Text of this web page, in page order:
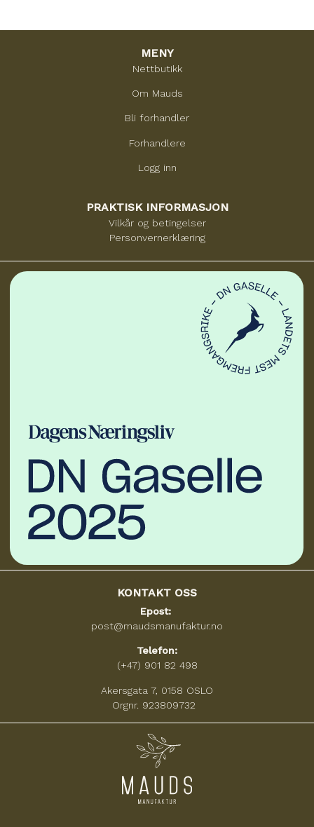
MENY
Nettbutikk
Om Mauds
Bli forhandler
Forhandlere
Logg inn
PRAKTISK INFORMASJON
Vilkår og betingelser
Personvernerklæring
KONTAKT OSS
Epost:
post@maudsmanufaktur.no
Telefon:
(+47) 901 82 498
Akersgata 7, 0158 OSLO
Orgnr. 923809732